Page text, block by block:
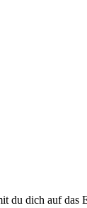
du dich auf das